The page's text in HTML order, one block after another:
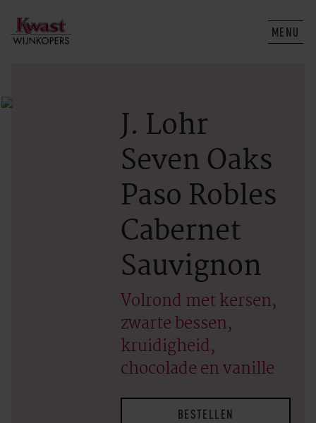
MENU
J. Lohr
Seven Oaks
Paso Robles
Cabernet
Sauvignon
Volrond met kersen,
zwarte bessen,
kruidigheid,
chocolade en vanille
BESTELLEN